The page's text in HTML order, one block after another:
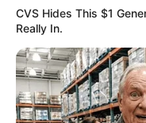
CVS Hides This $1
Really In.